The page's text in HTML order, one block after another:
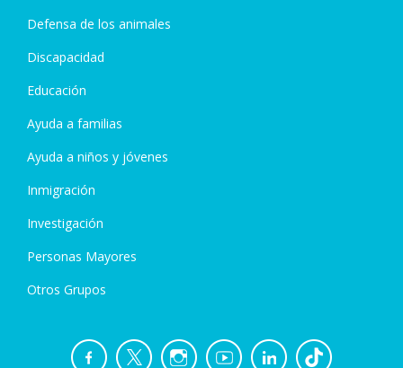
Defensa de los animales
Discapacidad
Educación
Ayuda a familias
Ayuda a niños y jóvenes
Inmigración
Investigación
Personas Mayores
Otros Grupos